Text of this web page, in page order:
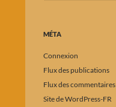
MÉTA
Connexion
Flux des publications
Flux des commentaires
Site de WordPress-FR